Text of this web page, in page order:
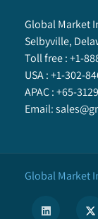
Global Market
Selbyville,
Toll free :+1-
USA :+1-302-
APAC :+65-
Email:
Global Market